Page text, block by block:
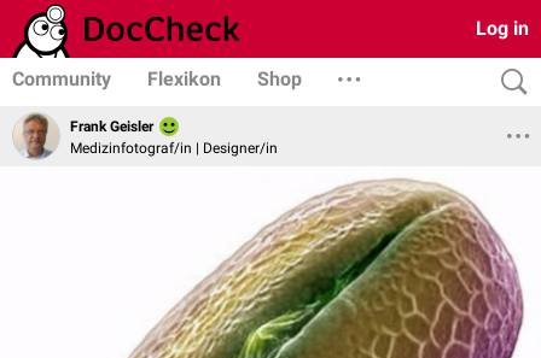
Log in
Community Flexikon Shop
Frank Geisler
Medizinfotograf/in | Designer/in